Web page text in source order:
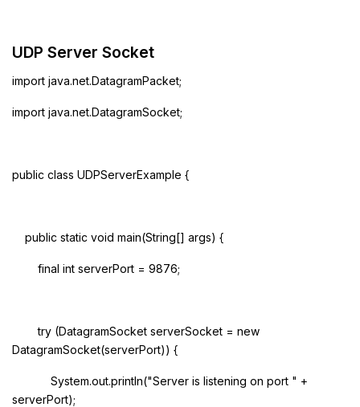
UDP Server Socket
import java.net.DatagramPacket;
import java.net.DatagramSocket;
public class UDPServerExample {
public static void main(String[] args) {
final int serverPort = 9876;
try (DatagramSocket serverSocket = new
DatagramSocket(serverPort)) {
System.out.println("Server is listening on port " +
serverPort);